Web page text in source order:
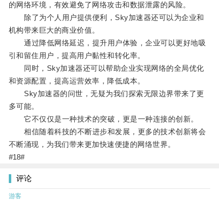
的网络环境，有效避免了网络攻击和数据泄露的风险。
除了为个人用户提供便利，Sky加速器还可以为企业和
机构带来巨大的商业价值。
通过降低网络延迟，提升用户体验，企业可以更好地吸
引和留住用户，提高用户黏性和转化率。
同时，Sky加速器还可以帮助企业实现网络的全局优化
和资源配置，提高运营效率，降低成本。
Sky加速器的问世，无疑为我们探索无限边界带来了更
多可能。
它不仅仅是一种技术的突破，更是一种连接的创新。
相信随着科技的不断进步和发展，更多的技术创新将会
不断涌现，为我们带来更加快速便捷的网络世界。
#18#
评论
游客